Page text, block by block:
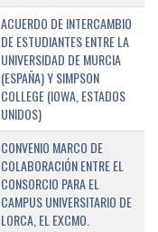
ACUERDO DE INTERCAMBIO
DE ESTUDIANTES ENTRE LA
UNIVERSIDAD DE MURCIA
(ESPAÑA) Y SIMPSON
COLLEGE (IOWA, ESTADOS
UNIDOS)
CONVENIO MARCO DE
COLABORACIÓN ENTRE EL
CONSORCIO PARA EL
CAMPUS UNIVERSITARIO DE
LORCA, EL EXCMO.